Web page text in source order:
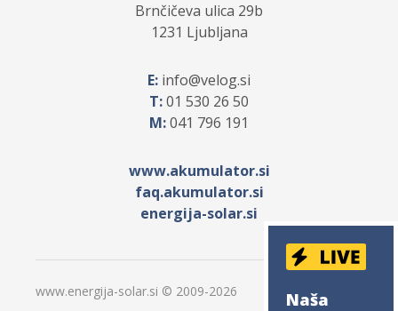
Naša
Brnčičeva ulica 29b
1231 Ljubljana
E: info
velog.si
T:01 530 26 50
M:041 796 191
www.akumulator.si
faq.akumulator.si
energija-solar.si
www.energija-solar.si © 2009-2026